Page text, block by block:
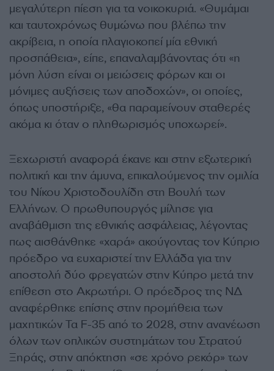
μεγαλύτερη πίεση για τα νοικοκυριά. «Θυμάμαι
και ταυτοχρόνως θυμώνω που βλέπω την
ακρίβεια, η οποία πλαγιοκοπεί μία εθνική
προσπάθεια», είπε, επαναλαμβάνοντας ότι «η
μόνη λύση είναι οι μειώσεις φόρων και οι
μόνιμες αυξήσεις των αποδοχών», οι οποίες,
όπως υποστήριξε, «θα παραμείνουν σταθερές
ακόμα κι όταν ο πληθωρισμός υποχωρεί».
Ξεχωριστή αναφορά έκανε και στην εξωτερική
πολιτική και την άμυνα, επικαλούμενος την ομιλία
του Νίκου Χριστοδουλίδη στη Βουλή των
Ελλήνων. Ο πρωθυπουργός μίλησε για
αναβάθμιση της εθνικής ασφάλειας, λέγοντας
πως αισθάνθηκε «χαρά» ακούγοντας τον Κύπριο
πρόεδρο να ευχαριστεί την Ελλάδα για την
αποστολή δύο φρεγατών στην Κύπρο μετά την
επίθεση στο Ακρωτήρι. Ο πρόεδρος της ΝΔ
αναφέρθηκε επίσης στην προμήθεια των
μαχητικών Τα F-35 από το 2028, στην ανανέωση
όλων των οπλικών συστημάτων του Στρατού
Ξηράς, στην απόκτηση «σε χρόνο ρεκόρ» των